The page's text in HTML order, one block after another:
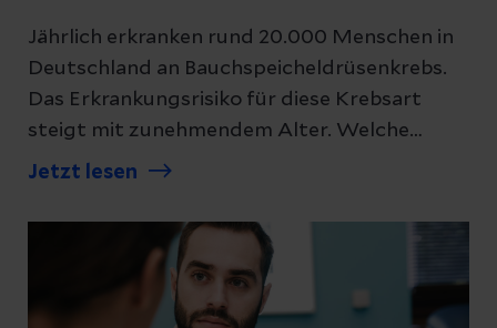
Datenschutzerklärungzur Kenntnis genommen
Abbrechen
Jährlich erkranken rund 20.000 Menschen in
Deutschland an Bauchspeicheldrüsenkrebs.
Das Erkrankungsrisiko für diese Krebsart
steigt mit zunehmendem Alter. Welche
Anzeichen und Behandlungsmöglichkeiten es
Jetzt lesen